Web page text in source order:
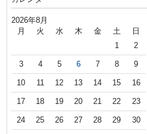
2026年8月
月 火 水 木 金 土 日
1 2
3 4 5 6 7 8 9
10 11 12 13 14 15 16
17 18 19 20 21 22 23
24 25 26 27 28 29 30